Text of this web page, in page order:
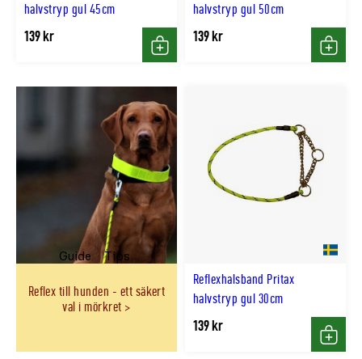
halvstryp gul 45cm
139 kr
Köp
halvstryp gul 50cm
139 kr
Köp
Guide Tips
Reflex till hunden - ett säkert
val i mörkret
Reflexhalsband Pritax
halvstryp gul 30cm
139 kr
Köp